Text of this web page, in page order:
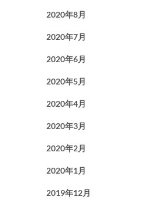
2020年8月
2020年7月
2020年6月
2020年5月
2020年4月
2020年3月
2020年2月
2020年1月
2019年12月